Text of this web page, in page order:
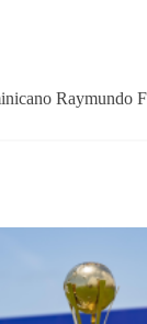
Raymundo